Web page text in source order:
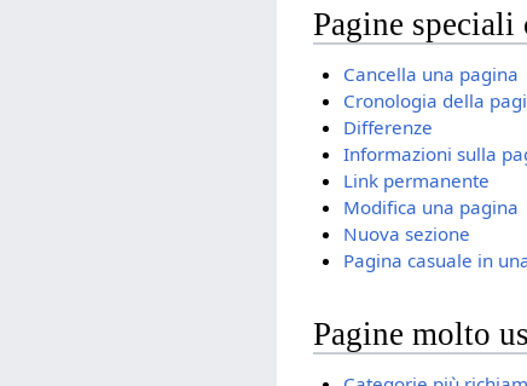
Pagine
Cancella una pagina
Cronologia della
Differenze
Informazioni sulla
Link permanente
Modifica una pagina
Nuova sezione
Pagina casuale in
Pagine molto